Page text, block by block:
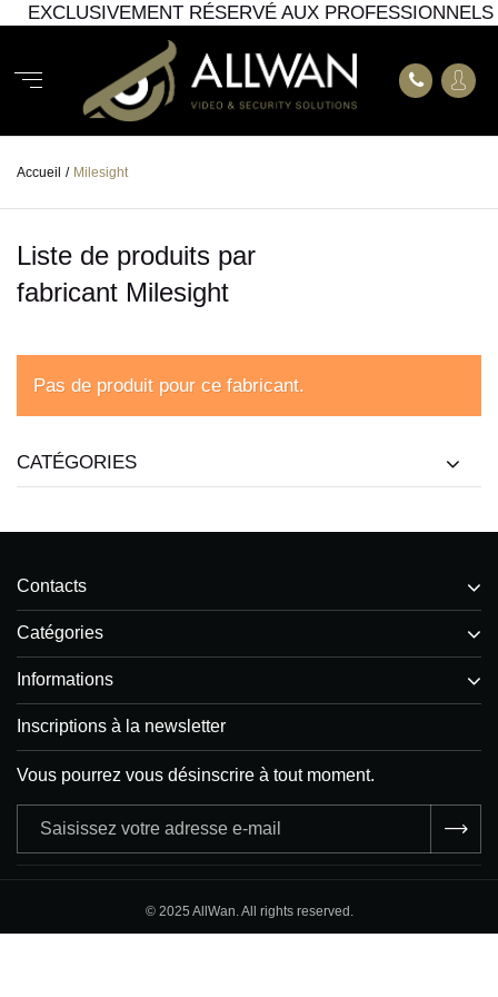
EXCLUSIVEMENT RÉSERVÉ AUX PROFESSIONNELS
Accueil / Milesight
CATÉGORIES
Liste de produits par
fabricant Milesight
Pas de produit pour ce fabricant.
Contacts
Catégories
Informations
Inscriptions à la newsletter
Vous pourrez vous désinscrire à tout moment.
Adresse
e-
© 2025 AllWan. All rights reserved.